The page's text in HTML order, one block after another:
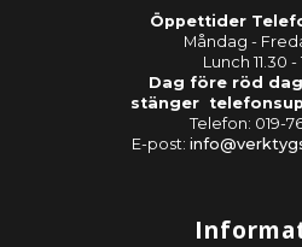
Öppettider
Måndag -
Lunch 11.30 -
Dag före röd
stänger
Telefon: 019-
E-post: